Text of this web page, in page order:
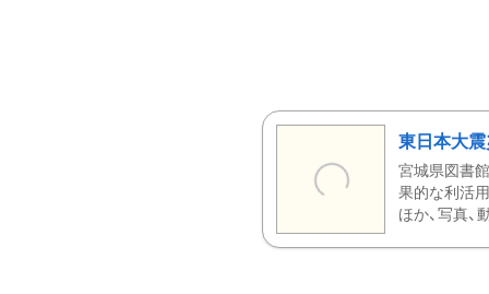
東日本大
宮城県図書
果的な利活
ほか、写真、